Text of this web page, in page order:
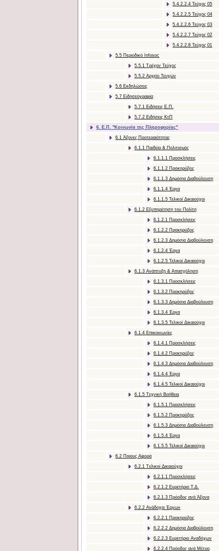
5.4.2.2.4 Τεύχος 05
5.4.2.2.5 Τεύχος 04
5.4.2.2.6 Τεύχος 03
5.4.2.2.7 Τεύχος 02
5.4.2.2.8 Τεύχος 01
5.5 Περιοδικό Infosoc
5.5.1 Τρέχον Τεύχος
5.5.2 Αρχείο Τευχών
5.6 Εκδηλώσεις
5.7 Ειδησεογραφία
5.7.1 Ειδήσεις Ε.Π.
5.7.2 Ειδήσεις ΚτΠ
6. Ε.Π. "Κοινωνία της Πληροφορίας"
6.1 Άξονες Προτεραιότητας
6.1.1 Παιδεία & Πολιτισμός
6.1.1.1 Προσκλήσεις
6.1.1.2 Προκηρύξεις
6.1.1.3 Δημόσια Διαβούλευση
6.1.1.4 Έργα
6.1.1.5 Τελικοί Δικαιούχοι
6.1.2 Eξυπηρέτηση του Πολίτη
6.1.2.1 Προσκλήσεις
6.1.2.2 Προκηρύξεις
6.1.2.3 Δημόσια Διαβούλευση
6.1.2.4 Έργα
6.1.2.5 Τελικοί Δικαιούχοι
6.1.3 Aνάπτυξη & Aπασχόληση
6.1.3.1 Προσκλήσεις
6.1.3.2 Προκηρύξεις
6.1.3.3 Δημόσια Διαβούλευση
6.1.3.4 Έργα
6.1.3.5 Τελικοί Δικαιούχοι
6.1.4 Eπικοινωνίες
6.1.4.1 Προσκλήσεις
6.1.4.2 Προκηρύξεις
6.1.4.3 Δημόσια Διαβούλευση
6.1.4.4 Έργα
6.1.4.5 Τελικοί Δικαιούχοι
6.1.5 Tεχνική Bοήθεια
6.1.5.1 Προσκλήσεις
6.1.5.2 Προκηρύξεις
6.1.5.3 Δημόσια Διαβούλευση
6.1.5.4 Έργα
6.1.5.5 Τελικοί Δικαιούχοι
6.2 Ποιους Αφορά
6.2.1 Tελικοί Δικαιούχοι
6.2.1.1 Προσκλήσεις
6.2.1.2 Ευρετήριο Τ.Δ.
6.2.1.3 Πρόοδος ανά Άξονα
6.2.2 Ανάδοχοι Έργων
6.2.2.1 Προκηρύξεις
6.2.2.2 Δημόσια Διαβούλευση
6.2.2.3 Ευρετήριο Αναδόχων
6.2.2.4 Πρόοδος ανά Μέτρο